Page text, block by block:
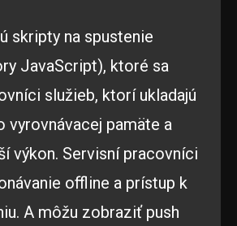
skripty na spustenie
JavaScript), ktoré sa
služieb, ktorí ukladajú
vyrovnávacej pamäte a
výkon. Servisní pracovníci
offline a prístup k
A môžu zobraziť push